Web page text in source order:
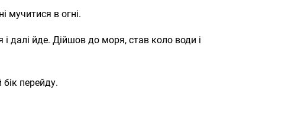
мучитися в огні.
і далі йде. Дійшов до моря, став коло води і
перейду.